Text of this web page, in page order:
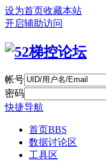
设为首页收藏本站
开启辅助访问
帐号
密码
快捷导航
首页BBS
数据讨论区
工具区